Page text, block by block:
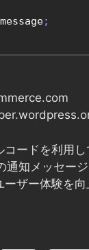
;
ードを利用し
通知メッセー
ーザー体験を